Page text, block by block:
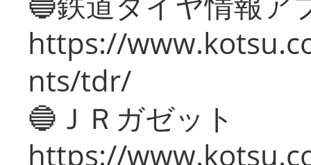
https://
nts/tdr/
🔵ＪＲガゼット
https://